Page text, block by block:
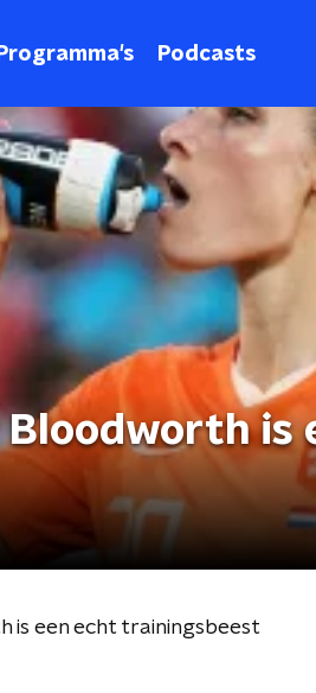
Programma's Podcasts
is
een echt trainingsbeest